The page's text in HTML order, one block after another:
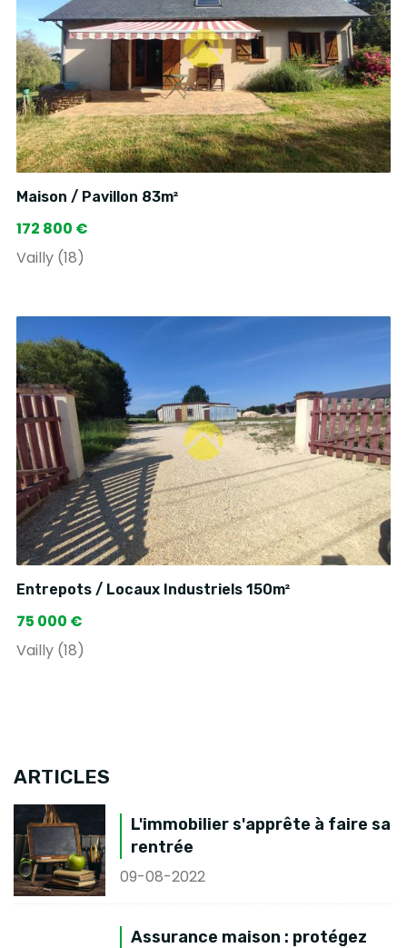
Maison / Pavillon 83m²
172 800 €
Vailly (18)
Entrepots / Locaux Industriels 150m²
75 000 €
Vailly (18)
ARTICLES
L'immobilier s'apprête à faire sa
rentrée
09-08-2022
Assurance maison : protégez